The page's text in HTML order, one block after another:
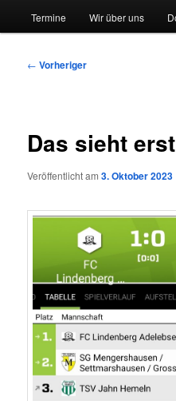
Termine Wir über uns
Beitragsnavigation
← Vorheriger
Das sieht
Veröffentlicht am3. Oktober 2023